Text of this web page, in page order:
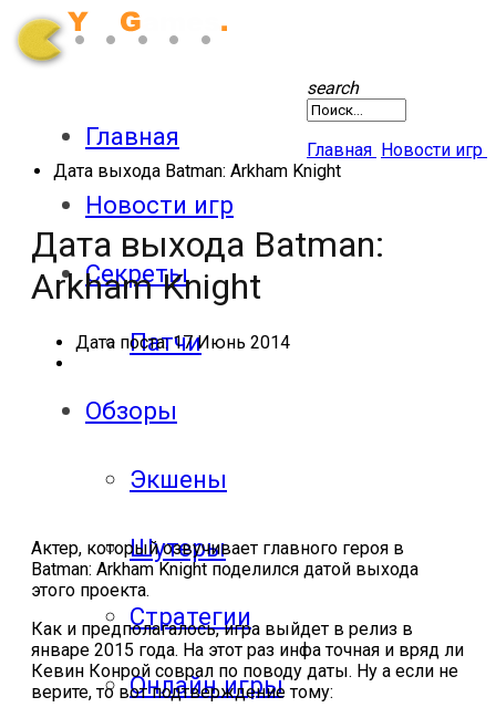
Главная
Новости игр
Секреты
Патчи
Обзоры
Экшены
Шутеры
Стратегии
Онлайн игры
search
Главная Новости игр
Дата выхода Batman: Arkham Knight
Дата выхода Batman:
Arkham Knight
Дата поста:17 Июнь 2014
Актер, который озвучивает главного героя в
Batman: Arkham Knight поделился датой выхода
этого проекта.
Как и предполагалось, игра выйдет в релиз в
январе 2015 года. На этот раз инфа точная и вряд ли
Кевин Конрой соврал по поводу даты. Ну а если не
верите, то вот подтверждение тому: